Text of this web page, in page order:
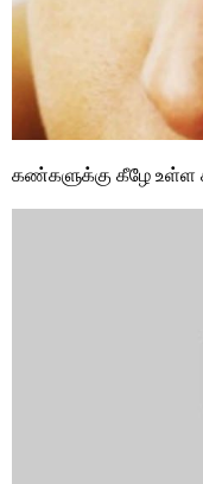
கண்களுக்கு கீழே உள்ள